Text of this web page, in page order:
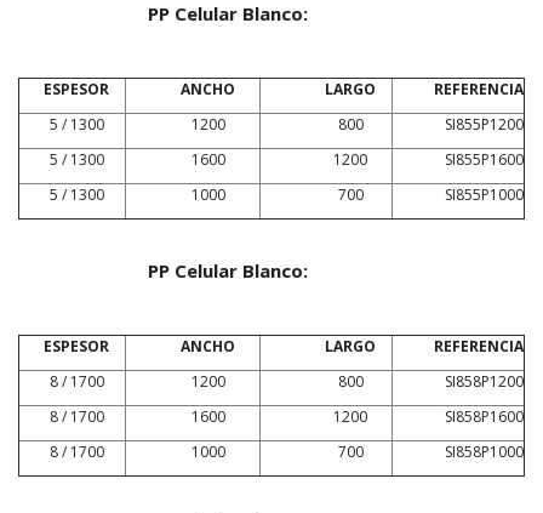
PP Celular Blanco:
ESPESOR ANCHO LARGO
REFERENCIA
5 / 1300
1200 800
SI855P1200
5 / 1300
1600 1200
SI855P1600
5 / 1300
1000 700 SI855P1000
PP Celular Blanco:
ESPESOR ANCHO LARGO
REFERENCIA
8 / 1700
1200 800
SI858P1200
8 / 1700
1600 1200
SI858P1600
8 / 1700
1000 700 SI858P1000